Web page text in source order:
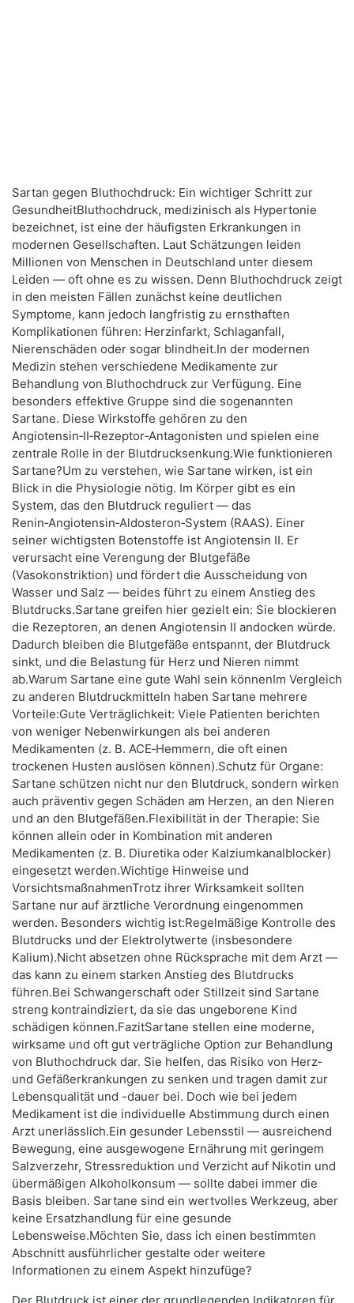
Sartan gegen Bluthochdruck: Ein wichtiger Schritt zur
GesundheitBluthochdruck, medizinisch als Hypertonie
bezeichnet, ist eine der häufigsten Erkrankungen in
modernen Gesellschaften. Laut Schätzungen leiden
Millionen von Menschen in Deutschland unter diesem
Leiden — oft ohne es zu wissen. Denn Bluthochdruck zeigt
in den meisten Fällen zunächst keine deutlichen
Symptome, kann jedoch langfristig zu ernsthaften
Komplikationen führen: Herzinfarkt, Schlaganfall,
Nierenschäden oder sogar blindheit.In der modernen
Medizin stehen verschiedene Medikamente zur
Behandlung von Bluthochdruck zur Verfügung. Eine
besonders effektive Gruppe sind die sogenannten
Sartane. Diese Wirkstoffe gehören zu den
Angiotensin‑II‑Rezeptor‑Antagonisten und spielen eine
zentrale Rolle in der Blutdrucksenkung.Wie funktionieren
Sartane?Um zu verstehen, wie Sartane wirken, ist ein
Blick in die Physiologie nötig. Im Körper gibt es ein
System, das den Blutdruck reguliert — das
Renin‑Angiotensin‑Aldosteron‑System (RAAS). Einer
seiner wichtigsten Botenstoffe ist Angiotensin II. Er
verursacht eine Verengung der Blutgefäße
(Vasokonstriktion) und fördert die Ausscheidung von
Wasser und Salz — beides führt zu einem Anstieg des
Blutdrucks.Sartane greifen hier gezielt ein: Sie blockieren
die Rezeptoren, an denen Angiotensin II andocken würde.
Dadurch bleiben die Blutgefäße entspannt, der Blutdruck
sinkt, und die Belastung für Herz und Nieren nimmt
ab.Warum Sartane eine gute Wahl sein könnenIm Vergleich
zu anderen Blutdruckmitteln haben Sartane mehrere
Vorteile:Gute Verträglichkeit: Viele Patienten berichten
von weniger Nebenwirkungen als bei anderen
Medikamenten (z. B. ACE‑Hemmern, die oft einen
trockenen Husten auslösen können).Schutz für Organe:
Sartane schützen nicht nur den Blutdruck, sondern wirken
auch präventiv gegen Schäden am Herzen, an den Nieren
und an den Blutgefäßen.Flexibilität in der Therapie: Sie
können allein oder in Kombination mit anderen
Medikamenten (z. B. Diuretika oder Kalziumkanalblocker)
eingesetzt werden.Wichtige Hinweise und
VorsichtsmaßnahmenTrotz ihrer Wirksamkeit sollten
Sartane nur auf ärztliche Verordnung eingenommen
werden. Besonders wichtig ist:Regelmäßige Kontrolle des
Blutdrucks und der Elektrolytwerte (insbesondere
Kalium).Nicht absetzen ohne Rücksprache mit dem Arzt —
das kann zu einem starken Anstieg des Blutdrucks
führen.Bei Schwangerschaft oder Stillzeit sind Sartane
streng kontraindiziert, da sie das ungeborene Kind
schädigen können.FazitSartane stellen eine moderne,
wirksame und oft gut verträgliche Option zur Behandlung
von Bluthochdruck dar. Sie helfen, das Risiko von Herz‑
und Gefäßerkrankungen zu senken und tragen damit zur
Lebensqualität und -dauer bei. Doch wie bei jedem
Medikament ist die individuelle Abstimmung durch einen
Arzt unerlässlich.Ein gesunder Lebensstil — ausreichend
Bewegung, eine ausgewogene Ernährung mit geringem
Salzverzehr, Stressreduktion und Verzicht auf Nikotin und
übermäßigen Alkoholkonsum — sollte dabei immer die
Basis bleiben. Sartane sind ein wertvolles Werkzeug, aber
keine Ersatzhandlung für eine gesunde
Lebensweise.Möchten Sie, dass ich einen bestimmten
Abschnitt ausführlicher gestalte oder weitere
Informationen zu einem Aspekt hinzufüge?